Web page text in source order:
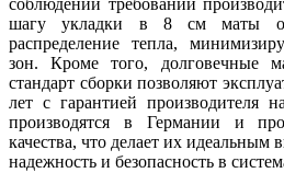
соблюдении требований
шагу укладки в 8 см маты
распределение тепла,
зон. Кроме того, долговечные
стандарт сборки позволяют
лет с гарантией производителя
производятся в Германии и
качества, что делает их идеальным
надежность и безопасность в